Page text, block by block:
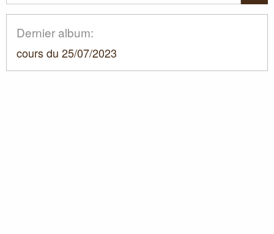
Dernier album:
cours du 25/07/2023